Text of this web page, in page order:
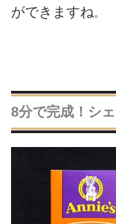
ができますね。
8分で完成！シ